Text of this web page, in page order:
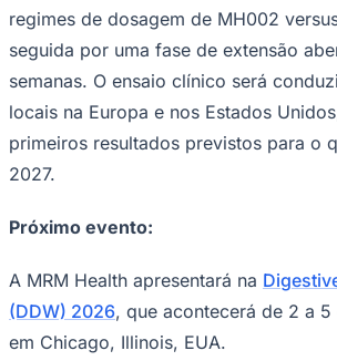
regimes de dosagem de MH002
seguida por uma fase de extensão
semanas. O ensaio clínico será
locais na Europa e nos Estados
primeiros resultados previstos para o
2027.
Próximo evento:
A MRM Health apresentará na
(DDW) 2026, que acontecerá de 2 a
em Chicago, Illinois, EUA.